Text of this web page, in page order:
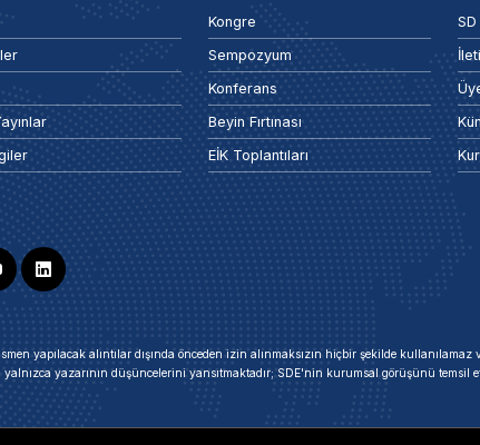
Kongre
Sempozyum
Konferans
Beyin Fırtınası
EİK Toplantıları
yapılacak alıntılar dışında önceden izin alınmaksızın hiçbir şekilde kullanılamaz
yazarının düşüncelerini yansıtmaktadır; SDE'nin kurumsal görüşünü temsil